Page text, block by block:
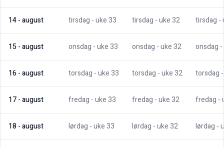
14-august tirsdag - uke33 tirsdag - uke32 tirsdag -
15-august onsdag - uke33 onsdag - uke32 onsdag
16-august torsdag - uke33 torsdag - uke32 torsdag
17-august fredag - uke33 fredag - uke32 fredag -
18-august lørdag - uke33 lørdag - uke32 lørdag -